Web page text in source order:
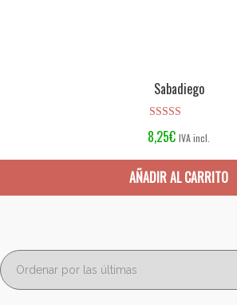
Sabadiego
Valorado en
5.00 de 5
8,25€ IVA incl.
AÑADIR AL CARRITO